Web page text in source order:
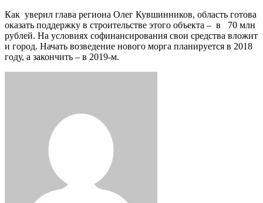
Как уверил глава региона Олег Кувшинников, область готова
оказать поддержку в строительстве этого объекта – в 70 млн
рублей. На условиях софинансирования свои средства вложит
и город. Начать возведение нового морга планируется в 2018
году, а закончить – в 2019-м.